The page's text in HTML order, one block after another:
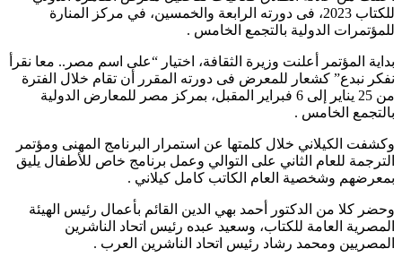
للكتاب 2023، فى دورته الرابعة والخمسين، في مركز المنارة
للمؤتمرات الدولية بالتجمع الخامس .
بداية المؤتمر أعلنت وزيرة الثقافة، اختيار “على اسم مصر.. معا نقرأ
نفكر نبدع” كشعار للمعرض فى دورته المقرر أن تقام خلال الفترة
من 25 يناير إلى 6 فبراير المقبل، بمركز مصر للمعارض الدولية
بالتجمع الخامس .
وكشفت الكيلاني خلال كلمتها عن استمرار البرنامج المهنى ومؤتمر
الترجمة للعام الثاني على التوالي وعمل برنامج خاص للأطفال يليق
بمعرضهم وشخصية العام الكاتب كامل كيلاني .
وحضر كلا من الدكتور أحمد بهي الدين القائم بأعمال رئيس الهيئة
المصرية العامة للكتاب، وسعيد عبده رئيس اتحاد الناشرين
المصريين ومحمد رشاد رئيس اتحاد الناشرين العرب .